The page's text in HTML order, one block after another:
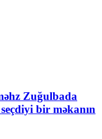
Zuğulbada
bir məkanın